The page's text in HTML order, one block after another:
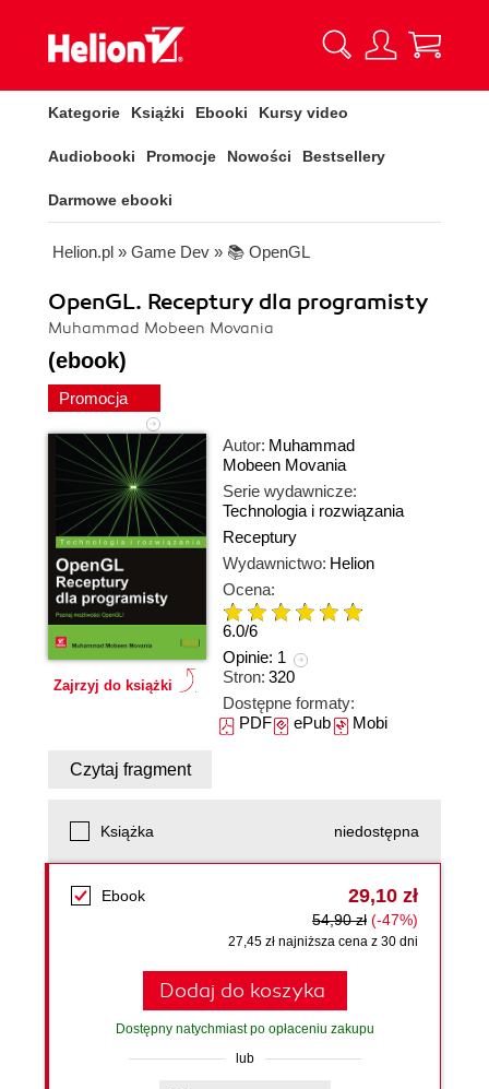
Kategorie Książki Ebooki Kursy video
Audiobooki Promocje Nowości Bestsellery
Darmowe ebooki
Helion.pl » Game Dev » 📚 OpenGL
OpenGL. Receptury dla programisty
Muhammad Mobeen Movania
(ebook)
Promocja
Zajrzyj do książki
Autor: Muhammad
Mobeen Movania
Serie wydawnicze:
Technologia i rozwiązania
Receptury
Wydawnictwo: Helion
Ocena:
6.0/6
Opinie: 1
Stron: 320
Dostępne formaty:
PDFePubMobi
Czytaj fragment
Książka niedostępna
Ebook 29,10 zł
54,90 zł (-47%)
27,45 zł najniższa cena z 30 dni
Dodaj do koszyka
Dostępny natychmiast po opłaceniu zakupu
lub